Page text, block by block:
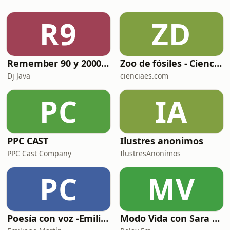
le han contado a lo largo de 40 años,
personas de su más entera confianza,
o simplemente gente
R9
Remember 90 y 2000 en PLAY WITH ME by Dj Java
Dj Java
ZD
Zoo de fósiles - Cienciaes.com
cienciaes.com
PC
PPC CAST
PPC Cast Company
IA
Ilustres anonimos
IlustresAnonimos
PC
Poesía con voz -Emiliano Martín- Podcasts
MV
Modo Vida con Sara Manzaneque